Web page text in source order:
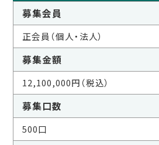
募集会員
正会員（個人・法人）
募集金額
12,100,000円（税込）
募集口数
500口